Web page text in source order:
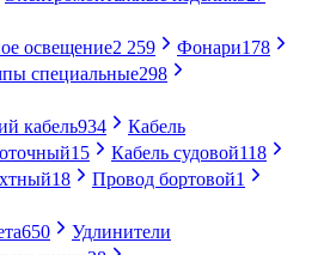
освещение2 259 Фонари178
специальные298
кабель934
Кабель
15 Кабель судовой118
18 Провод бортовой1
650
Удлинители